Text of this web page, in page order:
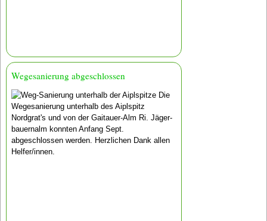
Wegesanierung abgeschlossen
Die
Wegesanierung unterhalb des Aiplspitz
Nordgrat's und von der Gaitauer-Alm Ri. Jäger­
bauern­alm konnten Anfang Sept.
abgeschlossen werden. Herzlichen Dank allen
Helfer/innen.